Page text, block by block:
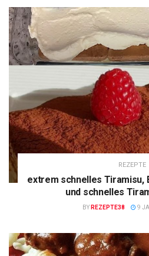
REZEPTE
extrem schnelles Tiramisu,
und schnelles
BY REZEPTE38 9